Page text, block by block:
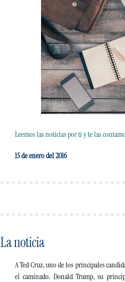
Leemos las noticias por ti y te las
15 de enero del 2016
La noticia
A Ted Cruz, uno de los principales
el caminado. Donald Trump, su